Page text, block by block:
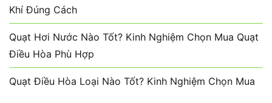
Khí Đúng Cách
Quạt Hơi Nước Nào Tốt? Kinh Nghiệm Chọn Mua Quạt
Điều Hòa Phù Hợp
Quạt Điều Hòa Loại Nào Tốt? Kinh Nghiệm Chọn Mua